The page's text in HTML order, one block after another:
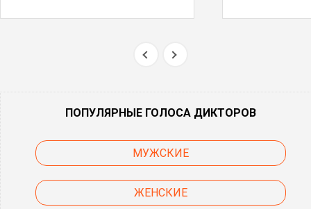
ПОПУЛЯРНЫЕ ГОЛОСА ДИКТОРОВ
МУЖСКИЕ
ЖЕНСКИЕ